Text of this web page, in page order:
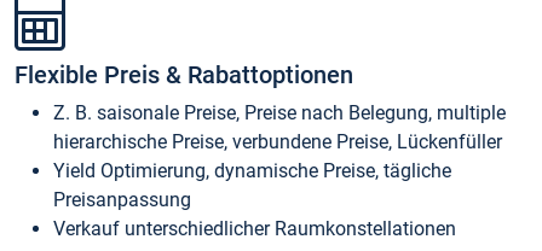
Flexible Preis & Rabattoptionen
Z. B. saisonale Preise, Preise nach Belegung, multiple
hierarchische Preise, verbundene Preise, Lückenfüller
Yield Optimierung, dynamische Preise, tägliche
Preisanpassung
Verkauf unterschiedlicher Raumkonstellationen